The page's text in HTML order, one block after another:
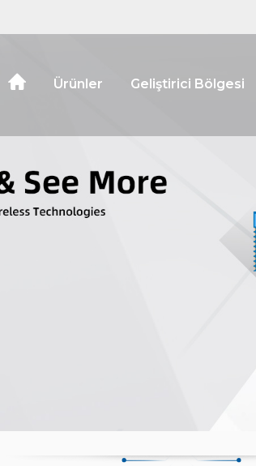
Ürünler Geliştirici Bölgesi